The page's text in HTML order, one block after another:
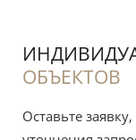
ОБЪЕКТОВ
Оставьте